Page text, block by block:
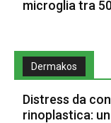
microglia tra
Dermakos
Distress da
rinoplastica: